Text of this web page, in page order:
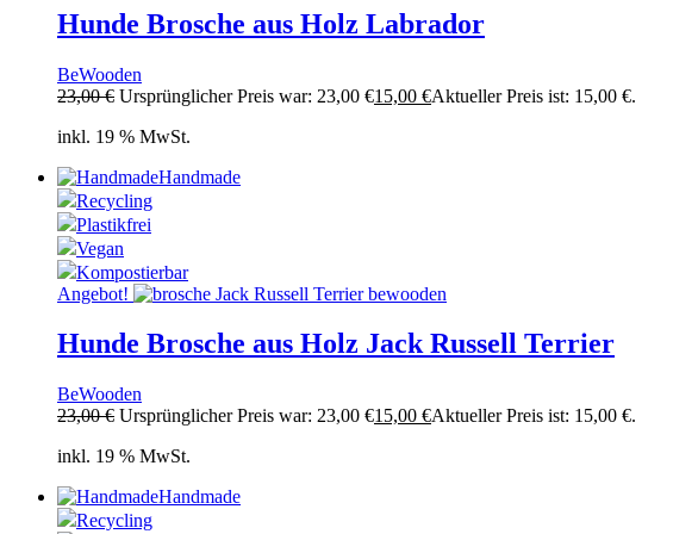
Hunde Brosche aus Holz Labrador
BeWooden
23,00€ Ursprünglicher Preis war: 23,00 €15,00 €Aktueller Preis ist: 15,00 €.
inkl. 19 % MwSt.
Handmade
Recycling
Plastikfrei
Vegan
Kompostierbar
Angebot!
Hunde Brosche aus Holz Jack Russell Terrier
BeWooden
23,00€ Ursprünglicher Preis war: 23,00 €15,00 €Aktueller Preis ist: 15,00 €.
inkl. 19 % MwSt.
Handmade
Recycling